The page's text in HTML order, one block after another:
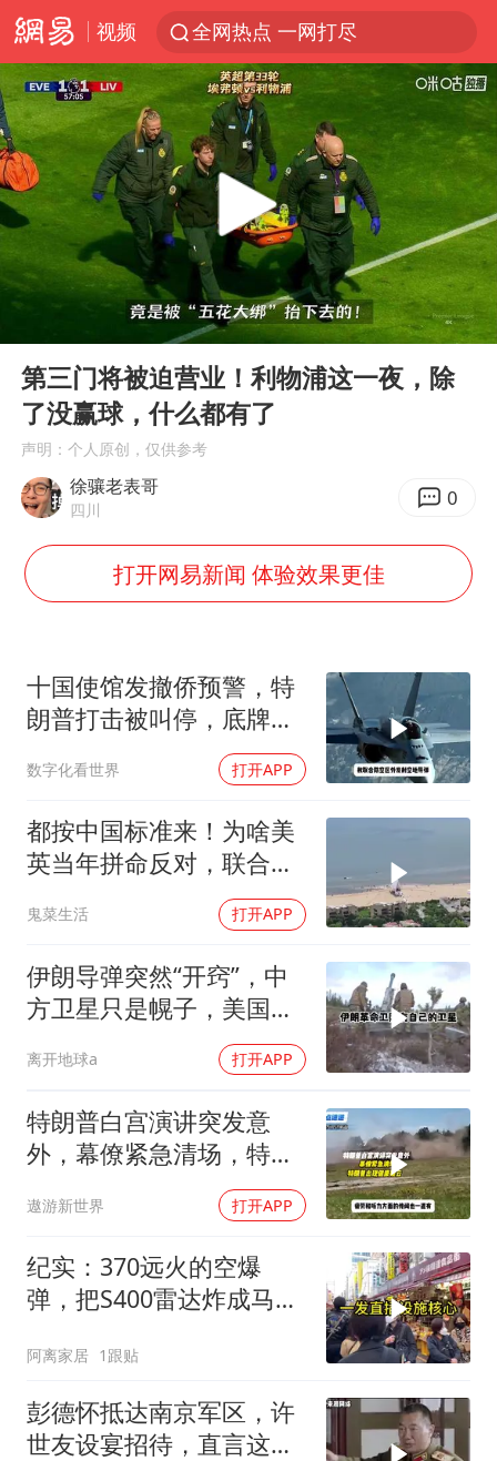
视频 全网热点 一网打尽
Play
00:38
第三门将被迫营业！利物浦这一夜，除
了没赢球，什么都有了
声明：个人原创，仅供参考
徐骧老表哥
四川 0
打开网易新闻 体验效果更佳
十国使馆发撤侨预警，特
朗普打击被叫停，底牌将
数字化看世界 打开APP
都按中国标准来！为啥美
英当年拼命反对，联合国
鬼菜生活 打开APP
伊朗导弹突然“开窍”，中
方卫星只是幌子，美国真
离开地球a 打开APP
特朗普白宫演讲突发意
外，幕僚紧急清场，特朗
遨游新世界 打开APP
纪实：370远火的空爆
弹，把S400雷达炸成马蜂
了
阿离家居 1跟贴
彭德怀抵达南京军区，许
世友设宴招待，直言这是